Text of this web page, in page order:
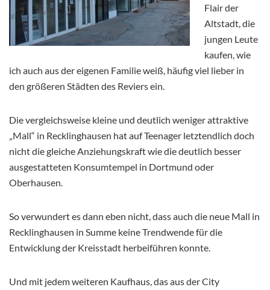
Flair der
Altstadt, die
jungen Leute
kaufen, wie
ich auch aus der eigenen Familie weiß, häufig viel lieber in
den größeren Städten des Reviers ein.
Die vergleichsweise kleine und deutlich weniger attraktive
„Mall“ in Recklinghausen hat auf Teenager letztendlich doch
nicht die gleiche Anziehungskraft wie die deutlich besser
ausgestatteten Konsumtempel in Dortmund oder
Oberhausen.
So verwundert es dann eben nicht, dass auch die neue Mall in
Recklinghausen in Summe keine Trendwende für die
Entwicklung der Kreisstadt herbeiführen konnte.
Und mit jedem weiteren Kaufhaus, das aus der City